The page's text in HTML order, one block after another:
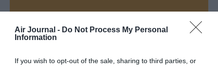
Air Journal - Do Not Process My Personal
Information
If you wish to opt-out of the sale, sharing to third parties, or
NOUS SOUTENIR